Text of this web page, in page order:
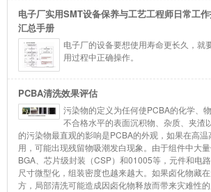
电子厂实用SMT设备保养与工艺工程师日常工
汇总手册
电子厂的设备要想使用寿命更长久，就
用过程中正确操作。
PCBA清洗效果评估
污染物的定义为任何使PCBA的化学、
不合格水平的表面沉积物、杂质、夹渣
的污染物最直观的影响是PCBA的外观，如果在高
用，可能出现残留物吸潮发白现象。由于组件中大
BGA、芯片级封装（CSP）和01005等，元件和电
尺寸微型化，组装密度也越来越大。如果卤化物藏
方，局部清洗可能造成因卤化物释放而带来灾难性的